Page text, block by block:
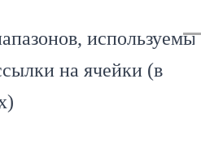
на ячейки (в